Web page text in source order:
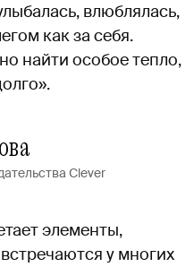
влюблялась,
как за себя.
найти особое тепло,
Clever
элементы,
у многих